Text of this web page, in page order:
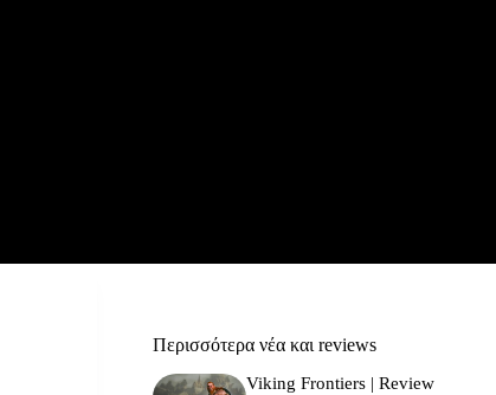
Περισσότερα νέα και reviews
Viking Frontiers | Review